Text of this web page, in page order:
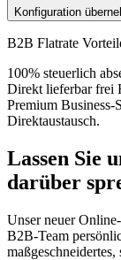
Konfiguration
B2B Flatrate
100% steuerlich
Direkt lieferbar frei
Premium
Direktaustausch.
Lassen Sie
darüber
Unser neuer
B2B-Team